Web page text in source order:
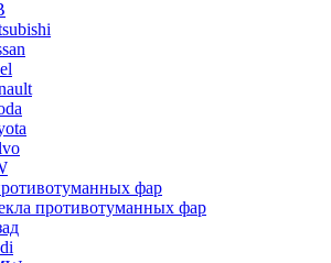
фар
противотуманных фар